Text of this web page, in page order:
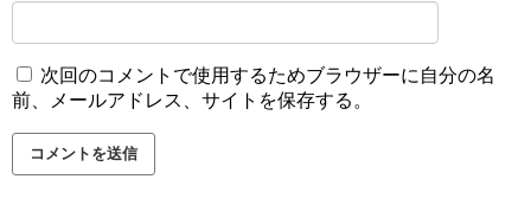
次回のコメントで使用するためブラウザーに自分の名
前、メールアドレス、サイトを保存する。